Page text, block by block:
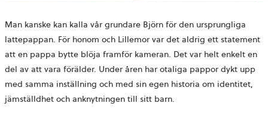
Man kanske kan kalla vår grundare Björn för den ursprungliga
lattepappan. För honom och Lillemor var det aldrig ett statement
att en pappa bytte blöja framför kameran. Det var helt enkelt en
del av att vara förälder. Under åren har otaliga pappor dykt upp
med samma inställning och med sin egen historia om identitet,
jämställdhet och anknytningen till sitt barn.